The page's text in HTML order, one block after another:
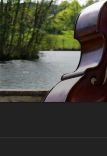
Zum
Inhalt
springen